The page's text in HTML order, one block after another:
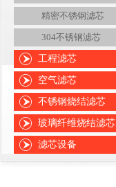
精密不锈钢滤芯
304不锈钢滤芯
工程滤芯
空气滤芯
不锈钢烧结滤芯
玻璃纤维烧结滤芯
滤芯设备